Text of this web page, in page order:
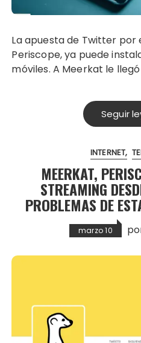
La apuesta de Twitter por el video streaming,
Periscope, ya puede
móviles. A Meerkat le
Seguir
INTERNET
MEERKAT,
STREAMING
PROBLEMAS DE
marzo 10